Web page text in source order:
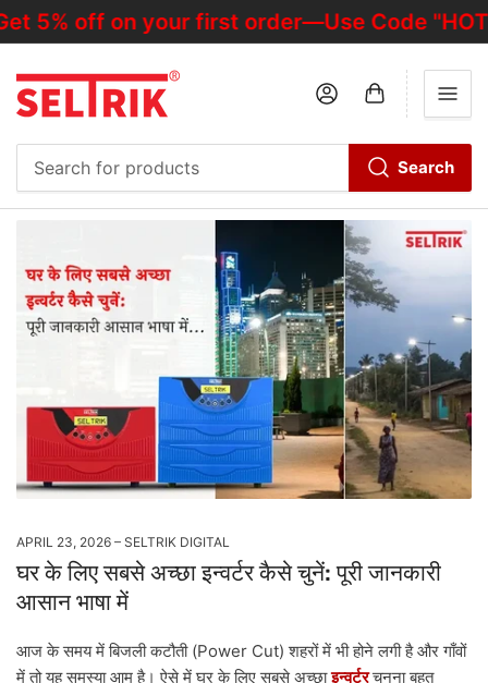
on your first order—Use Code
Search
Log in Open mini cart
APRIL 23, 2026 SELTRIK DIGITAL
घर के लिए सबसे अच्छा इन्वर्टर कैसे चुनें: पूरी जानकारी
आसान भाषा में
आज के समय में बिजली कटौती(Power Cut)शहरों में भी होने लगी है और गाँवों
में तो यह समस्या आम है। ऐसे में घर के लिए सबसे अच्छा इन्वर्टरचुनना बहुत